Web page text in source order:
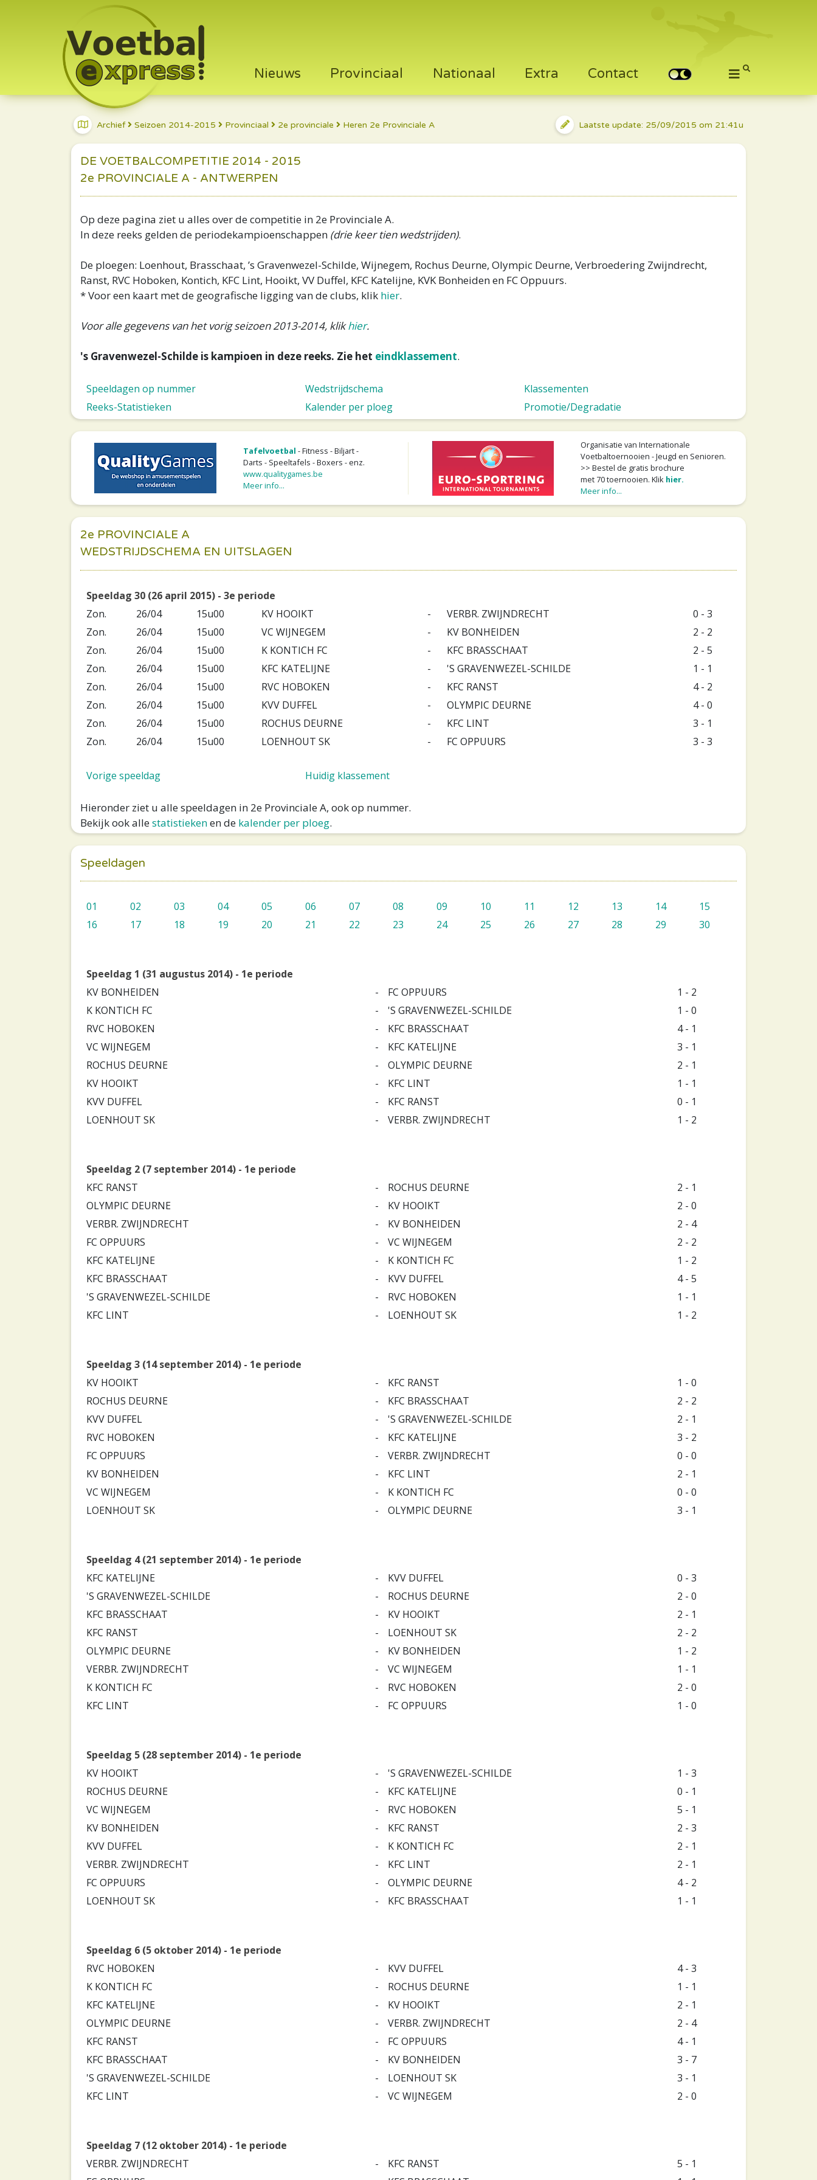
Nieuws Provinciaal Nationaal Extra Contact
Archief Seizoen 2014-2015 Provinciaal 2e provinciale Heren 2e Provinciale A Laatste update: 25/09/2015 om 21:41u
DE VOETBALCOMPETITIE 2014 - 2015
2e PROVINCIALE A - ANTWERPEN
Op deze pagina ziet u alles over de competitie in 2e Provinciale A.
In deze reeks gelden de periodekampioenschappen (drie keer tien wedstrijden).
De ploegen: Loenhout, Brasschaat, ’s Gravenwezel-Schilde, Wijnegem, Rochus Deurne, Olympic Deurne, Verbroedering Zwijndrecht,
Ranst, RVC Hoboken, Kontich, KFC Lint, Hooikt, VV Duffel, KFC Katelijne, KVK Bonheiden en FC Oppuurs.
* Voor een kaart met de geografische ligging van de clubs, klik hier.
Voor alle gegevens van het vorig seizoen 2013-2014, klikhier.
's Gravenwezel-Schilde is kampioen in deze reeks. Zie het eindklassement.
Speeldagen op nummer Wedstrijdschema
Klassementen
Reeks-Statistieken
Kalender per ploeg Promotie/Degradatie
Tafelvoetbal - Fitness - Biljart -
Darts - Speeltafels - Boxers - enz.
www.qualitygames.be
Meer info...
Organisatie van Internationale
Voetbaltoernooien - Jeugd en Senioren.
>> Bestel de gratis brochure
met 70 toernooien. Klik hier.
Meer info...
2e PROVINCIALE A
WEDSTRIJDSCHEMA EN UITSLAGEN
Speeldag 30 (26 april 2015) - 3e periode
Zon.
26/04 15u00 KV HOOIKT - VERBR. ZWIJNDRECHT
0 - 3
Zon.
26/04 15u00 VC WIJNEGEM - KV BONHEIDEN
2 - 2
Zon.
26/04 15u00 K KONTICH FC - KFC BRASSCHAAT
2 - 5
Zon.
26/04 15u00 KFC KATELIJNE - 'S GRAVENWEZEL-SCHILDE
1 - 1
Zon.
26/04 15u00 RVC HOBOKEN - KFC RANST
4 - 2
Zon.
26/04 15u00 KVV DUFFEL - OLYMPIC DEURNE
4 - 0
Zon.
26/04 15u00 ROCHUS DEURNE - KFC LINT
3 - 1
Zon.
26/04 15u00 LOENHOUT SK - FC OPPUURS 3 - 3
Vorige speeldag Huidig klassement
Hieronder ziet u alle speeldagen in 2e Provinciale A, ook op nummer.
Bekijk ook allestatistiekenen de kalender per ploeg.
Speeldagen
01 02 03 04 05 06 07 08 09 10 11 12 13 14
15
16
17 18 19 20 21 22 23 24 25 26 27 28 29 30
Speeldag 1 (31 augustus 2014) - 1e periode
KV BONHEIDEN
- FC OPPUURS
1 - 2
K KONTICH FC
- 'S GRAVENWEZEL-SCHILDE
1 - 0
RVC HOBOKEN
- KFC BRASSCHAAT
4 - 1
VC WIJNEGEM
- KFC KATELIJNE
3 - 1
ROCHUS DEURNE
- OLYMPIC DEURNE
2 - 1
KV HOOIKT
- KFC LINT
1 - 1
KVV DUFFEL
- KFC RANST
0 - 1
LOENHOUT SK
- VERBR. ZWIJNDRECHT 1 - 2
Speeldag 2 (7 september 2014) - 1e periode
KFC RANST
- ROCHUS DEURNE
2 - 1
OLYMPIC DEURNE
- KV HOOIKT
2 - 0
VERBR. ZWIJNDRECHT
- KV BONHEIDEN
2 - 4
FC OPPUURS
- VC WIJNEGEM
2 - 2
KFC KATELIJNE
- K KONTICH FC
1 - 2
KFC BRASSCHAAT
- KVV DUFFEL
4 - 5
'S GRAVENWEZEL-SCHILDE
- RVC HOBOKEN
1 - 1
KFC LINT
- LOENHOUT SK 1 - 2
Speeldag 3 (14 september 2014) - 1e periode
KV HOOIKT
- KFC RANST
1 - 0
ROCHUS DEURNE
- KFC BRASSCHAAT
2 - 2
KVV DUFFEL
- 'S GRAVENWEZEL-SCHILDE
2 - 1
RVC HOBOKEN
- KFC KATELIJNE
3 - 2
FC OPPUURS
- VERBR. ZWIJNDRECHT
0 - 0
KV BONHEIDEN
- KFC LINT
2 - 1
VC WIJNEGEM
- K KONTICH FC
0 - 0
LOENHOUT SK
- OLYMPIC DEURNE 3 - 1
Speeldag 4 (21 september 2014) - 1e periode
KFC KATELIJNE
- KVV DUFFEL
0 - 3
'S GRAVENWEZEL-SCHILDE
- ROCHUS DEURNE
2 - 0
KFC BRASSCHAAT
- KV HOOIKT
2 - 1
KFC RANST
- LOENHOUT SK
2 - 2
OLYMPIC DEURNE
- KV BONHEIDEN
1 - 2
VERBR. ZWIJNDRECHT
- VC WIJNEGEM
1 - 1
K KONTICH FC
- RVC HOBOKEN
2 - 0
KFC LINT
- FC OPPUURS 1 - 0
Speeldag 5 (28 september 2014) - 1e periode
KV HOOIKT
- 'S GRAVENWEZEL-SCHILDE
1 - 3
ROCHUS DEURNE
- KFC KATELIJNE
0 - 1
VC WIJNEGEM
- RVC HOBOKEN
5 - 1
KV BONHEIDEN
- KFC RANST
2 - 3
KVV DUFFEL
- K KONTICH FC
2 - 1
VERBR. ZWIJNDRECHT
- KFC LINT
2 - 1
FC OPPUURS
- OLYMPIC DEURNE
4 - 2
LOENHOUT SK
- KFC BRASSCHAAT 1 - 1
Speeldag 6 (5 oktober 2014) - 1e periode
RVC HOBOKEN
- KVV DUFFEL
4 - 3
K KONTICH FC
- ROCHUS DEURNE
1 - 1
KFC KATELIJNE
- KV HOOIKT
2 - 1
OLYMPIC DEURNE
- VERBR. ZWIJNDRECHT
2 - 4
KFC RANST
- FC OPPUURS
4 - 1
KFC BRASSCHAAT
- KV BONHEIDEN
3 - 7
'S GRAVENWEZEL-SCHILDE
- LOENHOUT SK
3 - 1
KFC LINT
- VC WIJNEGEM 2 - 0
Speeldag 7 (12 oktober 2014) - 1e periode
VERBR. ZWIJNDRECHT
- KFC RANST
5 - 1